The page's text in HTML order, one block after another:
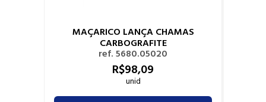
MAÇARICO LANÇA CHAMAS
CARBOGRAFITE
ref. 5680.05020
R$98,09
unid